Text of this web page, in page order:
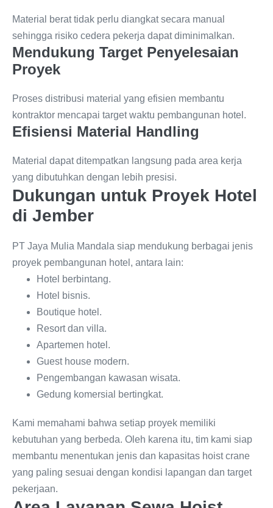
Material berat tidak perlu diangkat secara manual
sehingga risiko cedera pekerja dapat diminimalkan.
Mendukung Target Penyelesaian
Proyek
Proses distribusi material yang efisien membantu
kontraktor mencapai target waktu pembangunan hotel.
Efisiensi Material Handling
Material dapat ditempatkan langsung pada area kerja
yang dibutuhkan dengan lebih presisi.
Dukungan untuk Proyek Hotel
di Jember
PT Jaya Mulia Mandala siap mendukung berbagai jenis
proyek pembangunan hotel, antara lain:
Hotel berbintang.
Hotel bisnis.
Boutique hotel.
Resort dan villa.
Apartemen hotel.
Guest house modern.
Pengembangan kawasan wisata.
Gedung komersial bertingkat.
Kami memahami bahwa setiap proyek memiliki
kebutuhan yang berbeda. Oleh karena itu, tim kami siap
membantu menentukan jenis dan kapasitas hoist crane
yang paling sesuai dengan kondisi lapangan dan target
pekerjaan.